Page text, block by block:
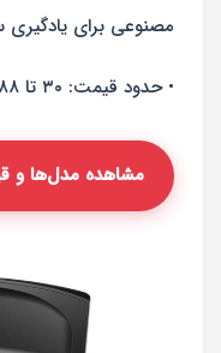
مصنوعی برای یادگیری
• حدود قیمت: ۳۰ تا ۸۸ میلیون تومان.
مشاهده مدل‌ها و